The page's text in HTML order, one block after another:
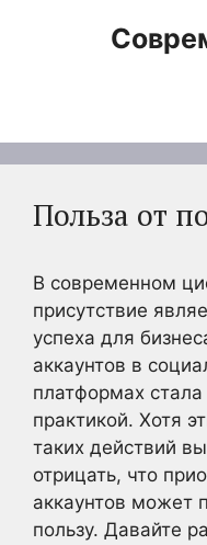
Польза от
В современном
присутствие
успеха для
аккаунтов в
платформах
практикой. Хотя
таких действий
отрицать, что
аккаунтов может
пользу. Давайте